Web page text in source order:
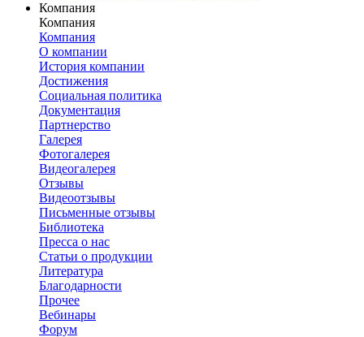
Компания
Компания
Компания
О компании
История компании
Достижения
Социальная политика
Документация
Партнерство
Галерея
Фотогалерея
Видеогалерея
Отзывы
Видеоотзывы
Письменные отзывы
Библиотека
Пресса о нас
Статьи о продукции
Литература
Благодарности
Прочее
Вебинары
Форум